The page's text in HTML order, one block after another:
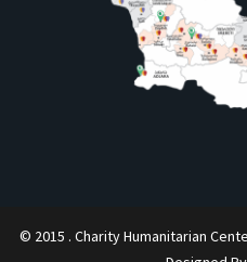
© 2015 . Charity Humanitarian